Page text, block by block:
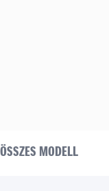
ÖSSZES MODELL